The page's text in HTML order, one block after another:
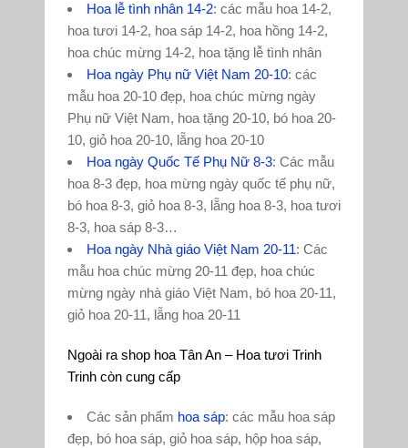
Hoa lễ tình nhân 14-2: các mẫu hoa 14-2,
hoa tươi 14-2, hoa sáp 14-2, hoa hồng 14-2,
hoa chúc mừng 14-2, hoa tặng lễ tình nhân
Hoa ngày Phụ nữ Việt Nam 20-10: các
mẫu hoa 20-10 đẹp, hoa chúc mừng ngày
Phụ nữ Việt Nam, hoa tặng 20-10, bó hoa 20-
10, giỏ hoa 20-10, lẵng hoa 20-10
Hoa ngày Quốc Tế Phụ Nữ 8-3: Các mẫu
hoa 8-3 đẹp, hoa mừng ngày quốc tế phụ nữ,
bó hoa 8-3, giỏ hoa 8-3, lẵng hoa 8-3, hoa tươi
8-3, hoa sáp 8-3…
Hoa ngày Nhà giáo Việt Nam 20-11: Các
mẫu hoa chúc mừng 20-11 đẹp, hoa chúc
mừng ngày nhà giáo Việt Nam, bó hoa 20-11,
giỏ hoa 20-11, lẵng hoa 20-11
Ngoài ra shop hoa Tân An – Hoa tươi Trinh
Trinh còn cung cấp
Các sản phẩm hoa sáp: các mẫu hoa sáp
đẹp, bó hoa sáp, giỏ hoa sáp, hộp hoa sáp,